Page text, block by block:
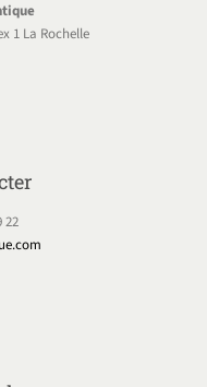
1 La Rochelle
22